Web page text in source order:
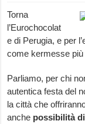
Torna
l’Eurochocolat
e di Perugia, e per
come kermesse più
Parliamo, per chi
autentica festa del
la città che
anche possibilità